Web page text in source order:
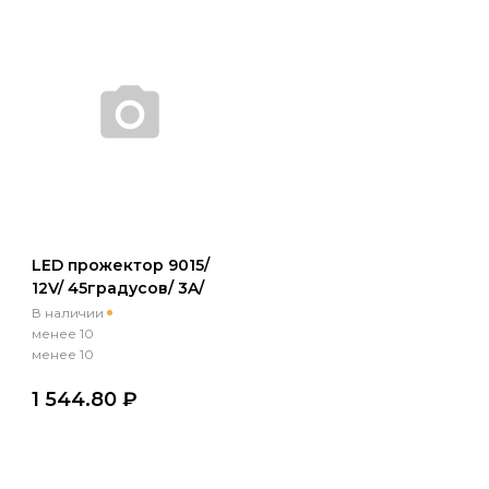
LED прожектор 9015/
12V/ 45градусов/ 3A/
IP66/ 15ИК/ white
В наличии
менее 10
менее 10
1 544.80 ₽